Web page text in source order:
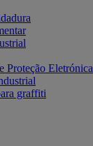
Proteção Eletrónica
graffiti